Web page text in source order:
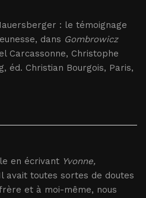
: le témoignage
dans Gombrowicz
Carcassonne, Christophe
éd. Christian Bourgois, Paris,
en écrivant Yvonne,
avait toutes sortes de doutes
et à moi-même, nous